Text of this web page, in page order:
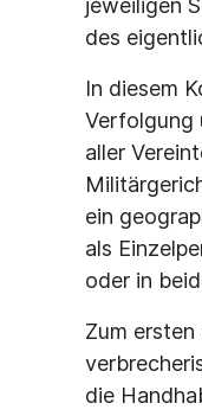
jeweiligen
des
In diesem
Verfolgung
aller
ein
als
oder in
Zum
die